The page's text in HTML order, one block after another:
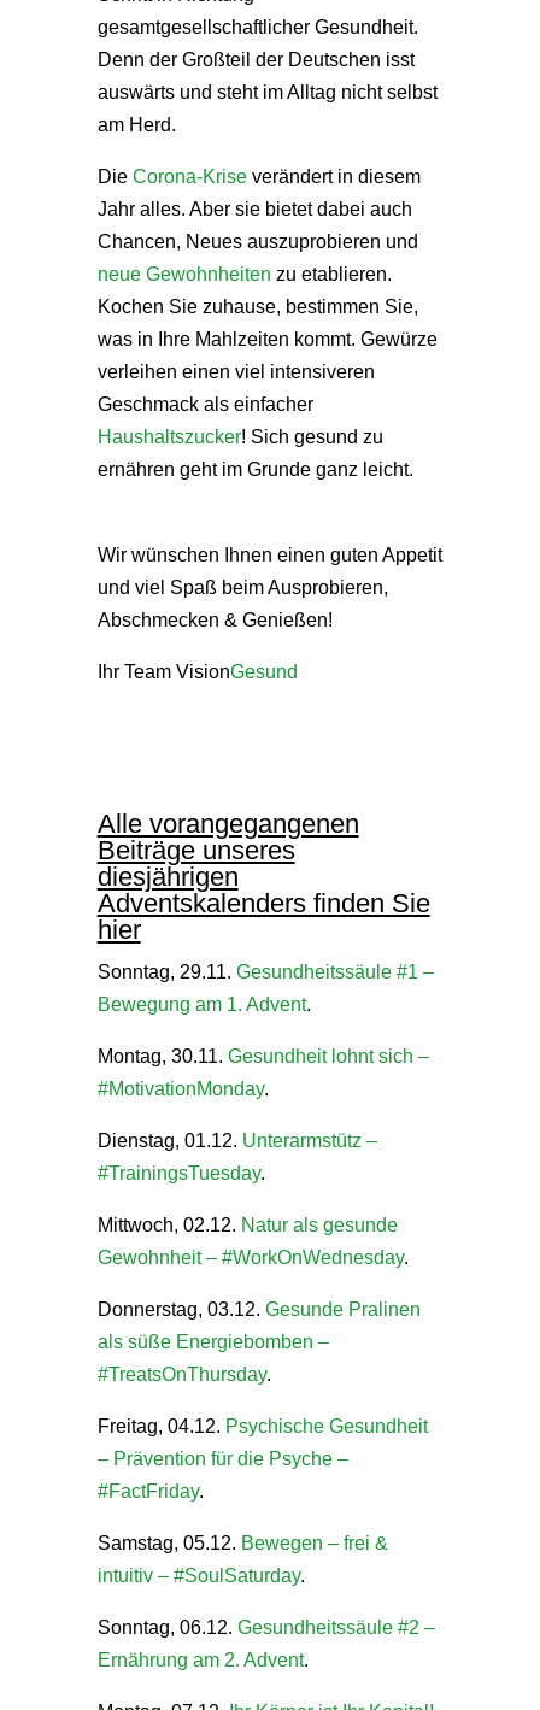
gesamtgesellschaftlicher Gesundheit.
Denn der Großteil der Deutschen isst
auswärts und steht im Alltag nicht selbst
am Herd.
Die Corona-Kriseverändert in diesem
Jahr alles. Aber sie bietet dabei auch
Chancen, Neues auszuprobieren und
neue Gewohnheiten zu etablieren.
Kochen Sie zuhause, bestimmen Sie,
was in Ihre Mahlzeiten kommt. Gewürze
verleihen einen viel intensiveren
Geschmack als einfacher
Haushaltszucker! Sich gesund zu
ernähren geht im Grunde ganz leicht.
Wir wünschen Ihnen einen guten Appetit
und viel Spaß beim Ausprobieren,
Abschmecken & Genießen!
Ihr Team VisionGesund
Alle vorangegangenen
Beiträge unseres
diesjährigen
Adventskalenders finden Sie
hier
Sonntag, 29.11. Gesundheitssäule #1 –
Bewegung am 1. Advent.
Montag, 30.11. Gesundheit lohnt sich –
#MotivationMonday.
Dienstag, 01.12. Unterarmstütz –
#TrainingsTuesday.
Mittwoch, 02.12. Natur als gesunde
Gewohnheit – #WorkOnWednesday.
Donnerstag, 03.12. Gesunde Pralinen
als süße Energiebomben –
#TreatsOnThursday.
Freitag, 04.12. Psychische Gesundheit
– Prävention für die Psyche –
#FactFriday.
Samstag, 05.12. Bewegen – frei &
intuitiv – #SoulSaturday.
Sonntag, 06.12. Gesundheitssäule #2 –
Ernährung am 2. Advent.